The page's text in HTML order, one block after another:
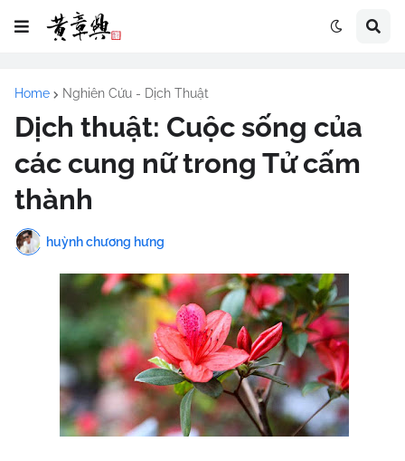
Home Nghiên Cứu - Dịch Thuật
Dịch thuật: Cuộc sống của
các cung nữ trong Tử cấm
thành
huỳnh chương hưng